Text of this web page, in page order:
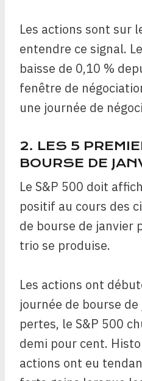
Les actions sont sur
entendre ce signal.
baisse de 0,10 %
fenêtre de
une journée de
2. LES 5
BOURSE DE
Le S&P 500 doit
positif au cours des
de bourse de janvier
trio se produise.
Les actions ont
journée de bourse
pertes, le S&P 500
demi pour cent.
actions ont eu